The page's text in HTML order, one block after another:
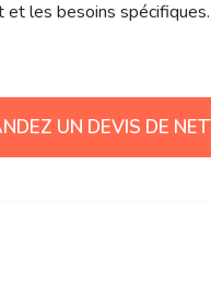
et les besoins spécifiques.